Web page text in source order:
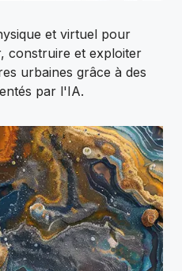
et virtuel pour
construire et exploiter
urbaines grâce à des
par l'IA.